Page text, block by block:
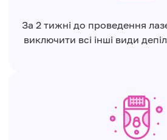
За 2 тижні до проведення
виключити всі інші види